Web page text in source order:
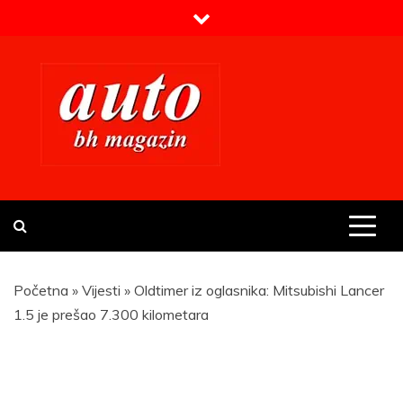
Prvi BH auto magazin
Početna » Vijesti » Oldtimer iz oglasnika: Mitsubishi Lancer
1.5 je prešao 7.300 kilometara